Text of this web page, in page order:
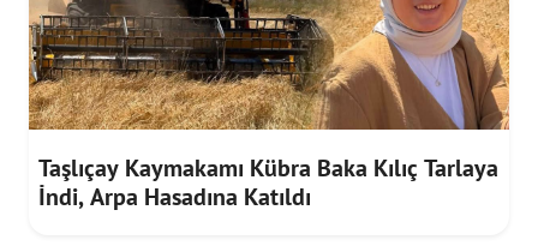
Taşlıçay Kaymakamı Kübra Baka Kılıç Tarlaya
İndi, Arpa Hasadına Katıldı